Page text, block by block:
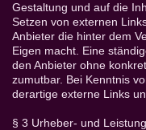
Gestaltung und auf die
Setzen von externen
Anbieter die hinter dem
Eigen macht. Eine
den Anbieter ohne
zumutbar. Bei Kenntnis
derartige externe Links
§ 3 Urheber- und